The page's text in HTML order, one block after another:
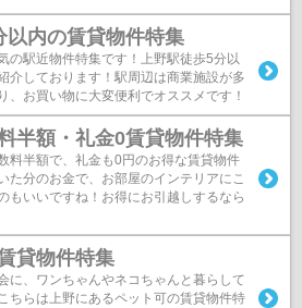
以内の賃貸物件特集
の駅近物件特集です！上野駅徒歩5分以
介しております！駅周辺は商業施設が多
、お買い物に大変便利でオススメです！
半額・礼金0賃貸物件特集
料半額で、礼金も0円のお得な賃貸物件
た分のお金で、お部屋のインテリアにこ
もいいですね！お得にお引越しするなら
貸物件特集
に、ワンちゃんやネコちゃんと暮らして
ちらは上野にあるペット可の賃貸物件特